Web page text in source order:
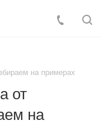
на примерах
от
на